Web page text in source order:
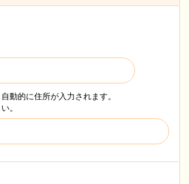
動的に住所が入力されます。
。